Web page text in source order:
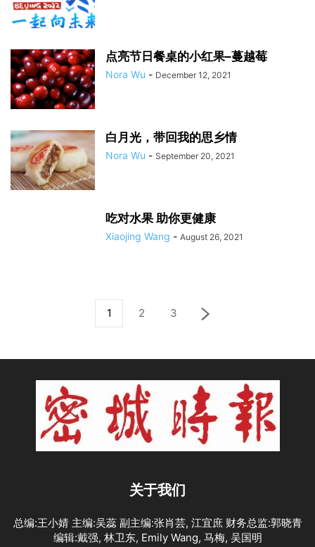
点亮节日餐桌的小红果–蔓越莓
Nora Wu - December 12, 2021
白月光，带回我的思乡情
Nora Wu - September 20, 2021
吃对水果 助你更健康
Xiaojing Wang - August 26, 2021
1 2 3
关于我们
总编:王小婧 主编:吴蕊 副主编:张肖芸, 江宜庶 财务总监:郭晓青
编辑:戴强, 林卫东, Emily Wang, 马梅, 吴国明